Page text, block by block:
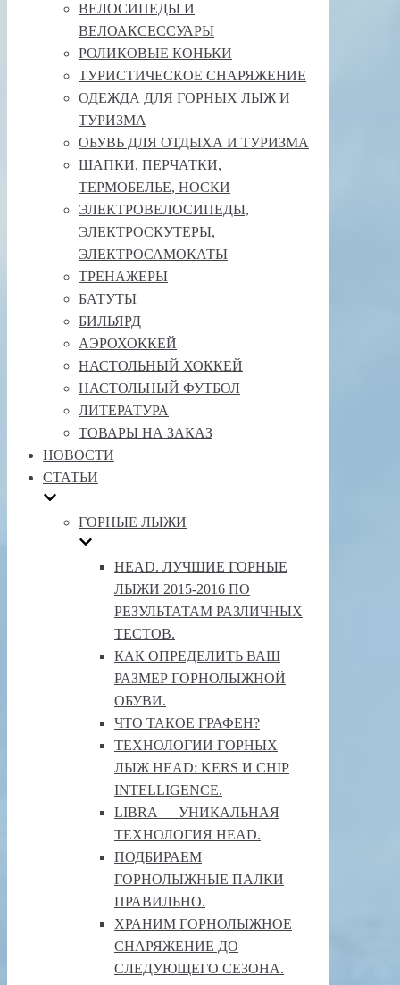
ВЕЛОСИПЕДЫ И
ВЕЛОАКСЕССУАРЫ
РОЛИКОВЫЕ КОНЬКИ
ТУРИСТИЧЕСКОЕ СНАРЯЖЕНИЕ
ОДЕЖДА ДЛЯ ГОРНЫХ ЛЫЖ И
ТУРИЗМА
ОБУВЬ ДЛЯ ОТДЫХА И ТУРИЗМА
ШАПКИ, ПЕРЧАТКИ,
ТЕРМОБЕЛЬЕ, НОСКИ
ЭЛЕКТРОВЕЛОСИПЕДЫ,
ЭЛЕКТРОСКУТЕРЫ,
ЭЛЕКТРОСАМОКАТЫ
ТРЕНАЖЕРЫ
БАТУТЫ
БИЛЬЯРД
АЭРОХОККЕЙ
НАСТОЛЬНЫЙ ХОККЕЙ
НАСТОЛЬНЫЙ ФУТБОЛ
ЛИТЕРАТУРА
ТОВАРЫ НА ЗАКАЗ
НОВОСТИ
СТАТЬИ
ГОРНЫЕ ЛЫЖИ
HEAD. ЛУЧШИЕ ГОРНЫЕ
ЛЫЖИ 2015-2016 ПО
РЕЗУЛЬТАТАМ РАЗЛИЧНЫХ
ТЕСТОВ.
КАК ОПРЕДЕЛИТЬ ВАШ
РАЗМЕР ГОРНОЛЫЖНОЙ
ОБУВИ.
ЧТО ТАКОЕ ГРАФЕН?
ТЕХНОЛОГИИ ГОРНЫХ
ЛЫЖ HEAD: KERS И CHIP
INTELLIGENCE.
LIBRA — УНИКАЛЬНАЯ
ТЕХНОЛОГИЯ HEAD.
ПОДБИРАЕМ
ГОРНОЛЫЖНЫЕ ПАЛКИ
ПРАВИЛЬНО.
ХРАНИМ ГОРНОЛЫЖНОЕ
СНАРЯЖЕНИЕ ДО
СЛЕДУЮЩЕГО СЕЗОНА.